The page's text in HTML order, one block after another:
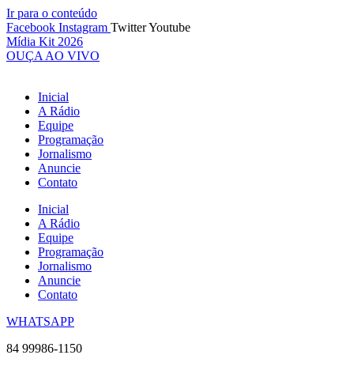
Ir para o conteúdo
Facebook Instagram TwitterYoutube
Mídia Kit 2026
OUÇA AO VIVO
Inicial
A Rádio
Equipe
Programação
Jornalismo
Anuncie
Contato
Inicial
A Rádio
Equipe
Programação
Jornalismo
Anuncie
Contato
WHATSAPP
84 99986-1150